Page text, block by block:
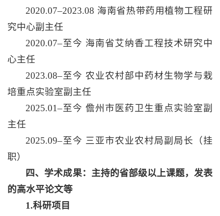
2020.07–2023.08 海南省热带药用植物工程研
究中心副主任
2020.07–至今 海南省艾纳香工程技术研究中
心主任
2023.08–至今 农业农村部中药材生物学与栽
培重点实验室副主任
2025.01–至今 儋州市医药卫生重点实验室副
主任
2025.09–至今 三亚市农业农村局副局长（挂
职）
四、 学术成果：主持的省部级以上课题，发表
的高水平论文等
1.科研项目